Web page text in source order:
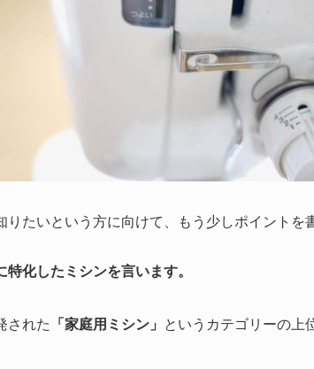
たいという方に向けて、もう少しポイントを
化したミシンを言います。
された 「家庭用ミシン」 というカテゴリーの上